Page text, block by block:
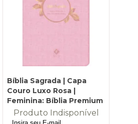
Bíblia Sagrada | Capa
Couro Luxo Rosa |
Feminina: Bíblia Premium
Produto Indisponível